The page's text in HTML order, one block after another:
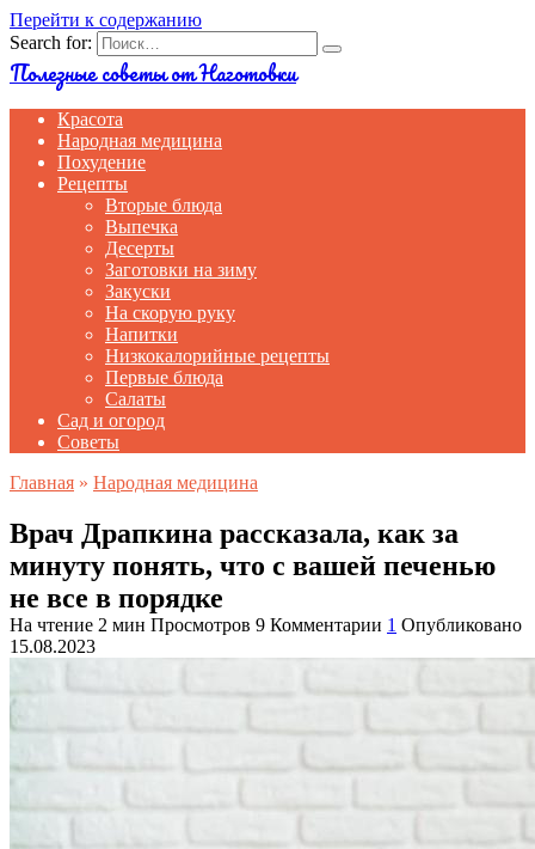
Перейти к содержанию
Search for:
Полезные советы от Наготовки
Красота
Народная медицина
Похудение
Рецепты
Вторые блюда
Выпечка
Десерты
Заготовки на зиму
Закуски
На скорую руку
Напитки
Низкокалорийные рецепты
Первые блюда
Салаты
Сад и огород
Советы
Главная » Народная медицина
Врач Драпкина рассказала, как за
минуту понять, что с вашей печенью
не все в порядке
На чтение 2 мин Просмотров 9 Комментарии 1 Опубликовано
15.08.2023